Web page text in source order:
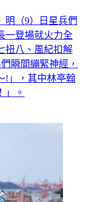
明（9）日星兵們
一登場就火力全
扭八、風紀扣解
瞬間繃緊神經，
!」，其中林亭翰
」。